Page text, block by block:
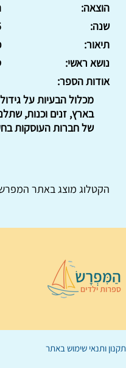
הוצאה:
שנה:
תיאור:
נושא ראשי:
אודות הספר:
מכלול הבעיות על
בארץ, זנים וכנות,
של חברות העוסקות בחקלאות. . מחיר:
הקטלוג מוצג באתר
תקנון ותנאי שימוש באתר